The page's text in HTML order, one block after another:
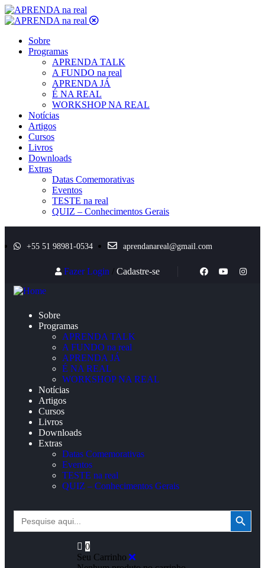
Sobre
Programas
APRENDA TALK
A FUNDO na real
APRENDA JÁ
É NA REAL
WORKSHOP NA REAL
Notícias
Artigos
Cursos
Livros
Downloads
Extras
Datas Comemorativas
Eventos
TESTE na real
QUIZ – Conhecimentos Gerais
+55 51 98981-0534 aprendanareal@gmail.com
Fazer Login / Cadastre-se
Sobre
Programas
APRENDA TALK
A FUNDO na real
APRENDA JÁ
É NA REAL
WORKSHOP NA REAL
Notícias
Artigos
Cursos
Livros
Downloads
Extras
Datas Comemorativas
Eventos
TESTE na real
QUIZ – Conhecimentos Gerais
Search
for:
Search Button
0
Seu Carrinho